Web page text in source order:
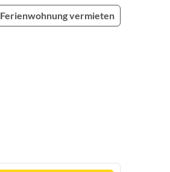
Ferienwohnung vermieten